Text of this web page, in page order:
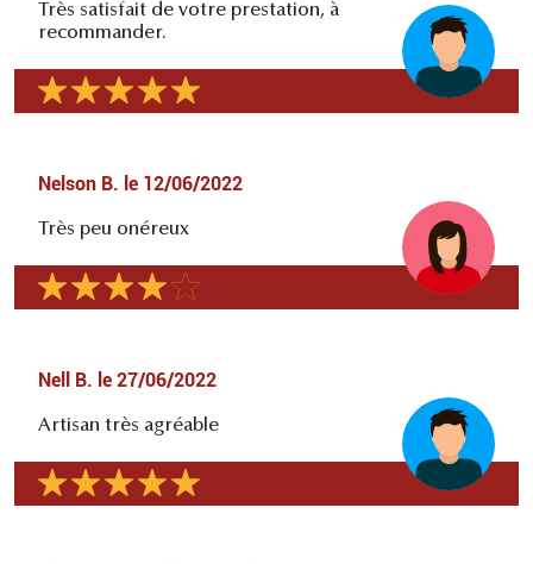
Très satisfait de votre prestation, à
recommander.
Nelson B. le 12/06/2022
Très peu onéreux
Nell B. le 27/06/2022
Artisan très agréable